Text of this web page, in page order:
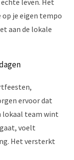
je eigen tempo
aan de lokale
ervoor dat
lokaal team wint
voelt
Het versterkt